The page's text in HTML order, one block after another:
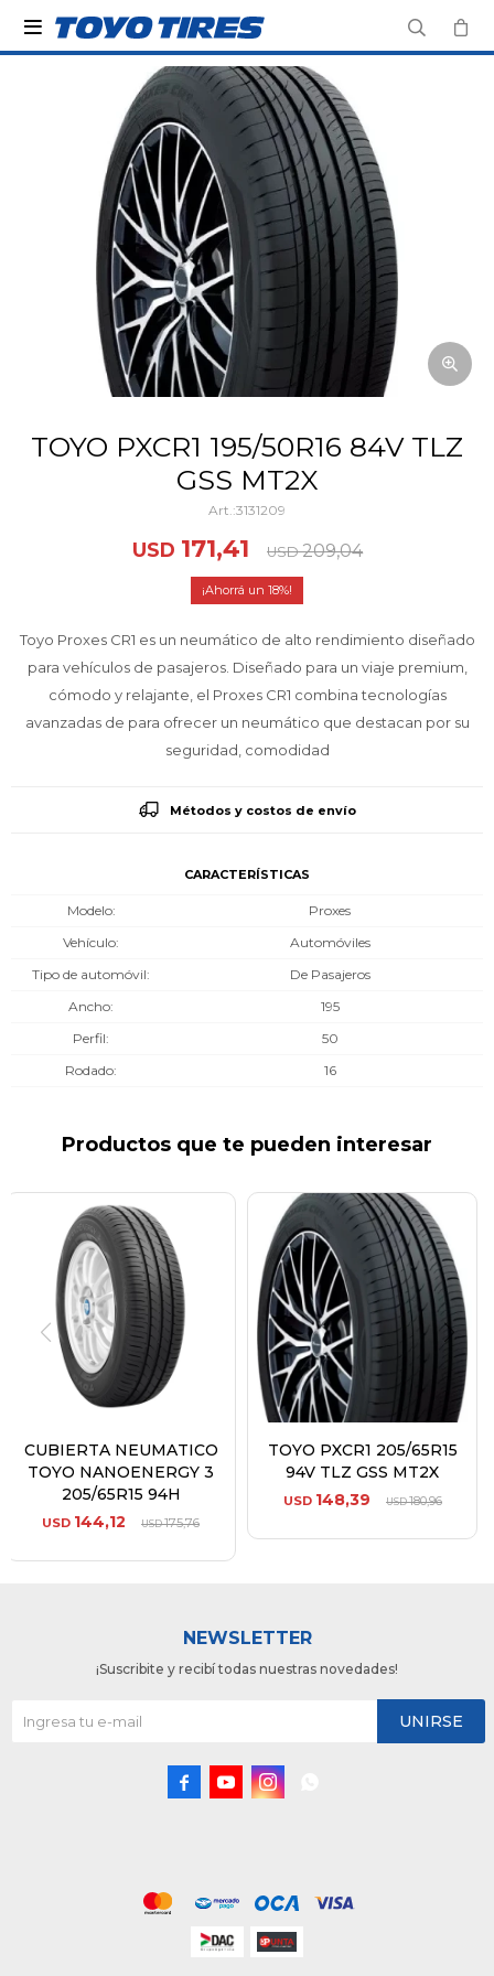

TOYO PXCR1 195/50R16 84V TLZ
GSS MT2X
3131209
USD 171,41 USD 209,04
18
Toyo Proxes CR1 es un neumático de alto rendimiento diseñado
para vehículos de pasajeros. Diseñado para un viaje premium,
cómodo y relajante, el Proxes CR1 combina tecnologías
avanzadas de para ofrecer un neumático que destacan por su
seguridad, comodidad
Métodos y costos de envío
CARACTERÍSTICAS
Modelo
Proxes
Vehículo
Automóviles
Tipo de automóvil
De Pasajeros
Ancho
195
Perfil
50
Rodado
16
Productos que te pueden interesar
CUBIERTA NEUMATICO
TOYO NANOENERGY 3
205/65R15 94H
USD 144,12 USD175,76
TOYO PXCR1 205/65R15
94V TLZ GSS MT2X
USD 148,39 USD180,96
NEWSLETTER
¡Suscribite y recibí todas nuestras novedades!
UNIRSE
  